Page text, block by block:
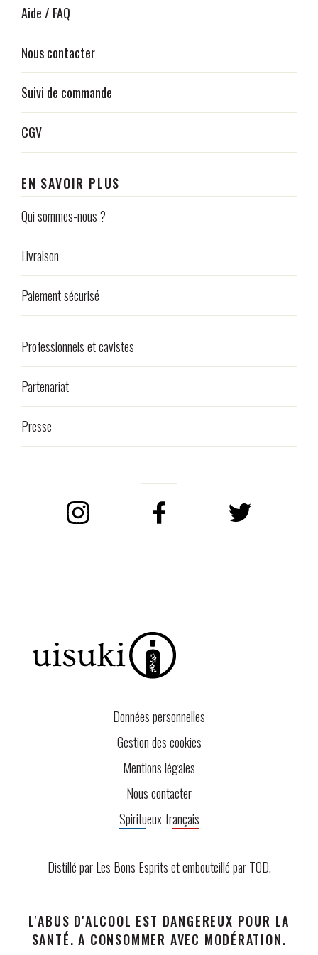
Aide / FAQ
Nous contacter
Suivi de commande
CGV
EN SAVOIR PLUS
Qui sommes-nous ?
Livraison
Paiement sécurisé
Professionnels et cavistes
Partenariat
Presse
Données personnelles
Gestion des cookies
Mentions légales
Nous contacter
Spiritueux français
Distillé par Les Bons Esprits et embouteillé parTOD.
L'ABUS D'ALCOOL EST DANGEREUX POUR LA
SANTÉ. A CONSOMMER AVEC MODÉRATION.